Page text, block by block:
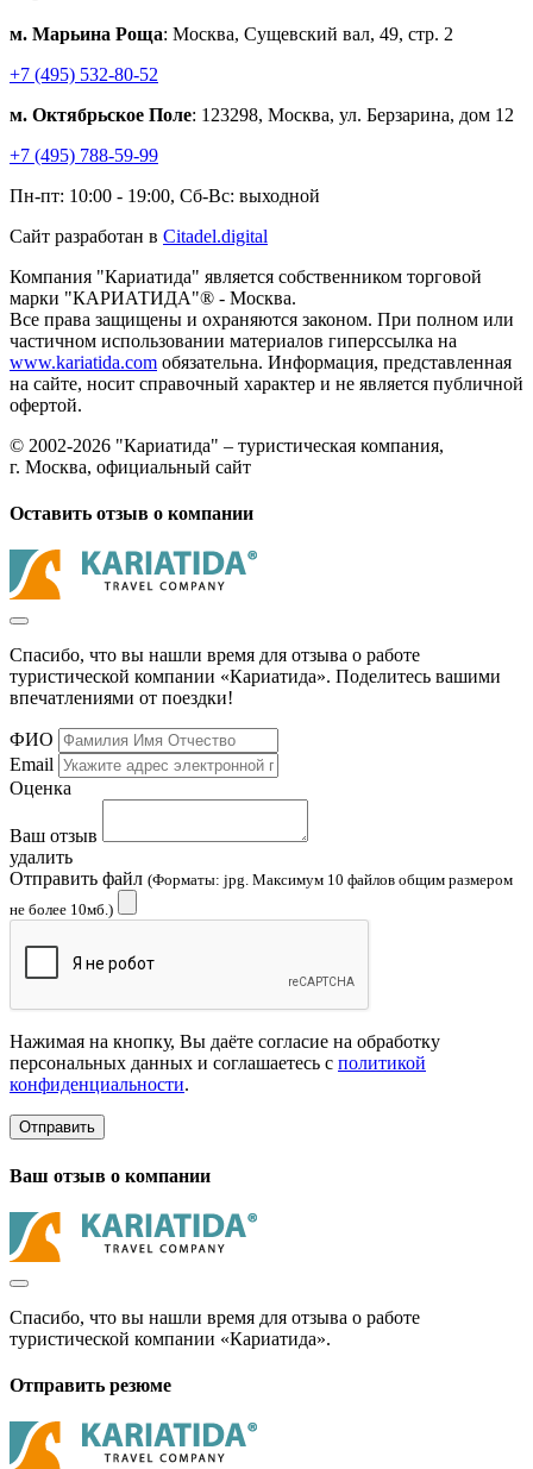
м. Марьина Роща: Москва, Сущевский вал, 49, стр. 2
+7 (495) 532-80-52
м. Октябрьское Поле: 123298, Москва, ул. Берзарина, дом 12
+7 (495) 788-59-99
Пн-пт: 10:00 - 19:00, Сб-Вс: выходной
Сайт разработан в Citadel.digital
Компания "Кариатида" является собственником торговой
марки "КАРИАТИДА"® - Москва.
Все права защищены и охраняются законом. При полном или
частичном использовании материалов гиперссылка на
www.kariatida.com обязательна. Информация, представленная
на сайте, носит справочный характер и не является публичной
офертой.
© 2002-2026 "Кариатида" – туристическая компания,
г. Москва, официальный сайт
Оставить отзыв о компании
Спасибо, что вы нашли время для отзыва о работе
туристической компании «Кариатида». Поделитесь вашими
впечатлениями от поездки!
ФИО
Email
Оценка
Ваш отзыв
удалить
Отправить файл (Форматы: jpg. Максимум 10 файлов общим размером
не более 10мб.)
Нажимая на кнопку, Вы даёте согласие на обработку
персональных данных и соглашаетесь с политикой
конфиденциальности.
Отправить
Ваш отзыв о компании
Спасибо, что вы нашли время для отзыва о работе
туристической компании «Кариатида».
Отправить резюме